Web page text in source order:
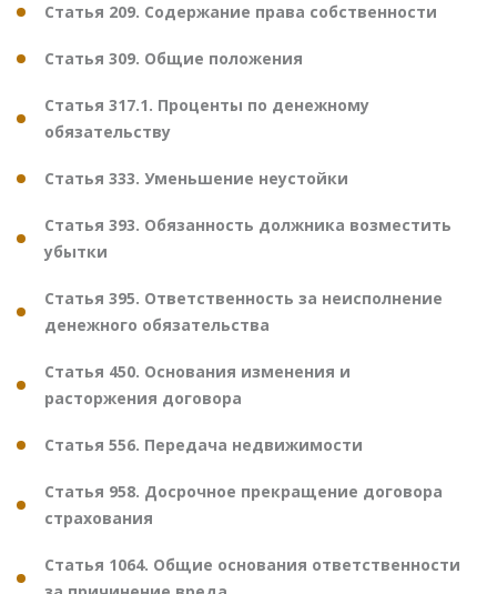
Статья 209. Содержание права собственности
Статья 309. Общие положения
Статья 317.1. Проценты по денежному
обязательству
Статья 333. Уменьшение неустойки
Статья 393. Обязанность должника возместить
убытки
Статья 395. Ответственность за неисполнение
денежного обязательства
Статья 450. Основания изменения и
расторжения договора
Статья 556. Передача недвижимости
Статья 958. Досрочное прекращение договора
страхования
Статья 1064. Общие основания ответственности